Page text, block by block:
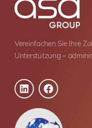
Vereinfachen Sie Ihre
Unterstützung –